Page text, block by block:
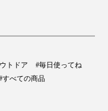
トドア
#毎日使ってね
すべての商品